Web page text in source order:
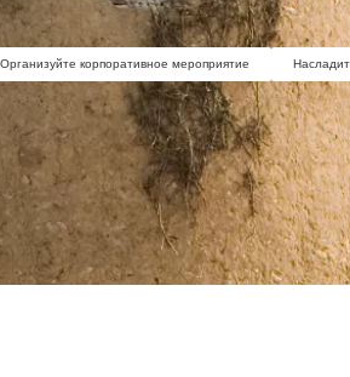
Организуйте корпоративное мероприятие